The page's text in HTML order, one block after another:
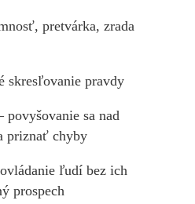
pretvárka, zrada
skresľovanie pravdy
povyšovanie sa nad
priznať chyby
ľudí bez ich
prospech